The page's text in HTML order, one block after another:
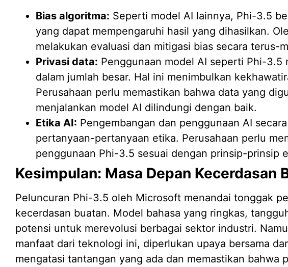
Bias algoritma: Seperti model AI lainnya, Phi-3.5
yang dapat mempengaruhi hasil yang dihasilkan.
melakukan evaluasi dan mitigasi bias secara terus-
Privasi data: Penggunaan model AI seperti Phi-3.5
dalam jumlah besar. Hal ini menimbulkan
Perusahaan perlu memastikan bahwa data yang
menjalankan model AI dilindungi dengan baik.
Etika AI: Pengembangan dan penggunaan AI
pertanyaan-pertanyaan etika. Perusahaan perlu
penggunaan Phi-3.5 sesuai dengan prinsip-prinsip
Kesimpulan: Masa Depan Kecerdasan
Peluncuran Phi-3.5 oleh Microsoft menandai tonggak
kecerdasan buatan. Model bahasa yang ringkas,
potensi untuk merevolusi berbagai sektor industri.
manfaat dari teknologi ini, diperlukan upaya bersama
mengatasi tantangan yang ada dan memastikan bahwa